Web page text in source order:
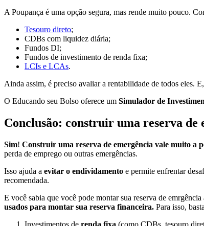
A Poupança é uma opção segura, mas rende muito pouco.
Tesouro direto;
CDBs com liquidez diária;
Fundos DI;
Fundos de investimento de renda fixa;
LCIs e LCAs.
Ainda assim, é preciso avaliar a rentabilidade de todos eles.
O Educando seu Bolso oferece um Simulador de
Conclusão: construir uma reserva de
Sim! Construir uma reserva de emergência vale muito a
perda de emprego ou outras emergências.
Isso ajuda a evitar o endividamento e permite enfrentar
recomendada.
E você sabia que você pode montar sua reserva de
usados para montar sua reserva financeira. Para isso,